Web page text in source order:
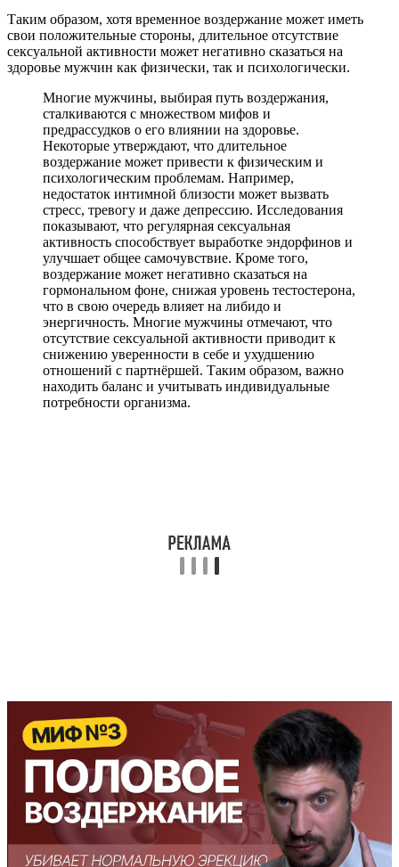
Таким образом, хотя временное воздержание может иметь
свои положительные стороны, длительное отсутствие
сексуальной активности может негативно сказаться на
здоровье мужчин как физически, так и психологически.
Многие мужчины, выбирая путь воздержания,
сталкиваются с множеством мифов и
предрассудков о его влиянии на здоровье.
Некоторые утверждают, что длительное
воздержание может привести к физическим и
психологическим проблемам. Например,
недостаток интимной близости может вызвать
стресс, тревогу и даже депрессию. Исследования
показывают, что регулярная сексуальная
активность способствует выработке эндорфинов и
улучшает общее самочувствие. Кроме того,
воздержание может негативно сказаться на
гормональном фоне, снижая уровень тестостерона,
что в свою очередь влияет на либидо и
энергичность. Многие мужчины отмечают, что
отсутствие сексуальной активности приводит к
снижению уверенности в себе и ухудшению
отношений с партнёршей. Таким образом, важно
находить баланс и учитывать индивидуальные
потребности организма.